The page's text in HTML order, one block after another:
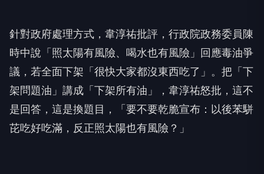
針對政府處理方式，韋淳祐批評，行政院政務委員陳
時中說「照太陽有風險、喝水也有風險」回應毒油爭
議，若全面下架「很快大家都沒東西吃了」。把「下
架問題油」講成「下架所有油」，韋淳祐怒批，這不
是回答，這是換題目，「要不要乾脆宣布：以後苯駢
芘吃好吃滿，反正照太陽也有風險？」